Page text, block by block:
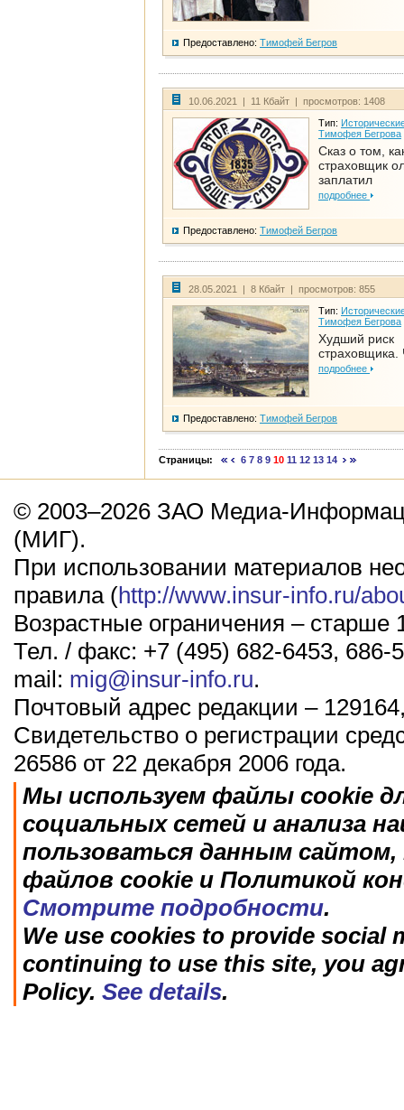
Предоставлено: Тимофей Бегров
10.06.2021 | 11 Кбайт | просмотров: 1408
Тип:
Тимофея Бегрова
Сказ о том,
страховщик
заплатил
подробнее
Предоставлено: Тимофей Бегров
28.05.2021 | 8 Кбайт | просмотров: 855
Тип:
Тимофея Бегрова
Худший риск
страховщика.
подробнее
Предоставлено: Тимофей Бегров
Страницы: 6 7 8 9 10 11 12 13 14
© 2003–2026 ЗАО Медиа-
(МИГ).
При использовании материалов
правила (http://www.insur-info.ru/
Возрастные ограничения – старше
Тел. / факс: +7 (495) 682-6453, 686-
mail: mig@insur-info.ru.
Почтовый адрес редакции –
Свидетельство о регистрации
26586 от 22 декабря 2006 года.
Мы используем файлы cookie
социальных сетей и анализа
пользоваться данным
файлов cookie и Политикой
Смотрите подробности.
We use cookies to provide social
continuing to use this site, you
Policy. See details.